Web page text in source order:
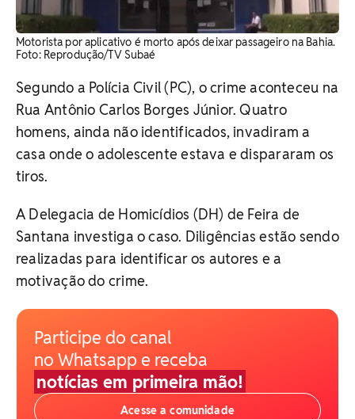
Motorista por aplicativo é morto após deixar passageiro na Bahia. ​
Foto: Reprodução/TV Subaé
Segundo a Polícia Civil (PC), o crime aconteceu na
Rua Antônio Carlos Borges Júnior. Quatro
homens, ainda não identificados, invadiram a
casa onde o adolescente estava e dispararam os
tiros.
A Delegacia de Homicídios (DH) de Feira de
Santana investiga o caso. Diligências estão sendo
realizadas para identificar os autores e a
motivação do crime.
Participe do canal
no Whatsapp e receba
notícias em primeira mão!
Acesse a comunidade